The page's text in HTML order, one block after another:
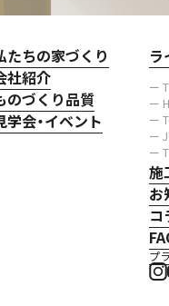
たちの家づくり
社紹介
のづくり品質
学会・イベント
ラ
ー
ー
ー
ー
ー
施
お
コ
プ